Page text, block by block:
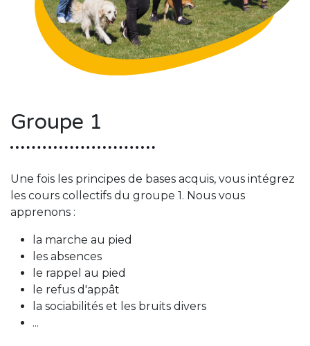
Groupe 1
Une fois les principes de bases acquis, vous intégrez
les cours collectifs du groupe 1. Nous vous
apprenons :
la marche au pied
les absences
le rappel au pied
le refus d'appât
la sociabilités et les bruits divers
...